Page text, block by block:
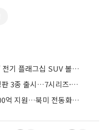
"전동화에도 입힌 안전 DNA" 전기 플래그십 SUV 볼보 'EX90'
BMW코리아, 8월 온라인 한정판 3종 출시…7시리즈·X7·M340i 투어링
한온시스템, 캐나다 정부서 100억 지원…북미 전동화 시장 가속